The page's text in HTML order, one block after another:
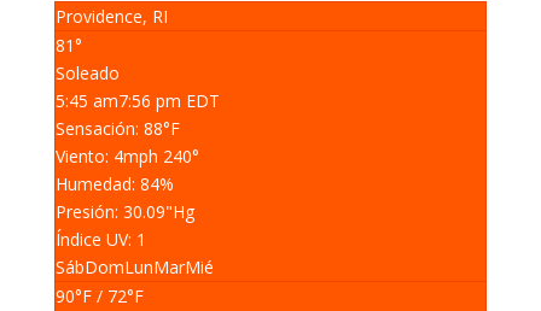
Providence, RI
81°
Soleado
5:45 am7:56 pm EDT
Sensación: 88°F
Viento: 4mph 240°
Humedad: 84%
Presión: 30.09"Hg
Índice UV: 1
SábDomLunMarMié
90°F/ 72°F